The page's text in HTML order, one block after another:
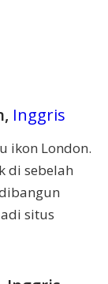
Inggris
ikon London.
di sebelah
situs